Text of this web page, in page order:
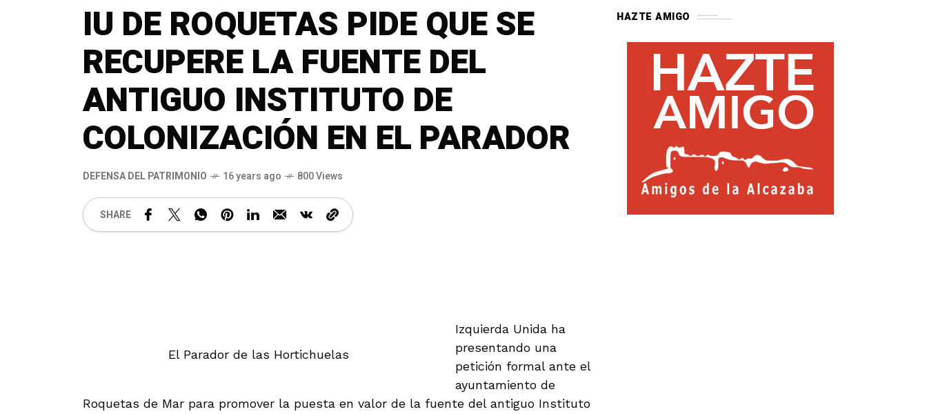
IU DE ROQUETAS PIDE QUE SE
RECUPERE LA FUENTE DEL
ANTIGUO INSTITUTO DE
COLONIZACIÓN EN EL PARADOR
DEFENSA DEL PATRIMONIO 16 years ago 800 Views
SHARE
El Parador de las Hortichuelas
Izquierda Unida ha
presentando una
petición formal ante el
ayuntamiento de
Roquetas de Mar para promover la puesta en valor de la fuente del antiguo Instituto
HAZTE AMIGO